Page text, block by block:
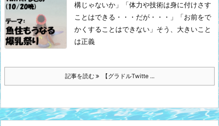
構じゃないか」
「体力や技術は身に付けさす
ことはできる・・・だが・・・」
「お前をで
かくすることはできない」 そう、大きいこと
は正義
記事を読む 【グラドルTwitte ...